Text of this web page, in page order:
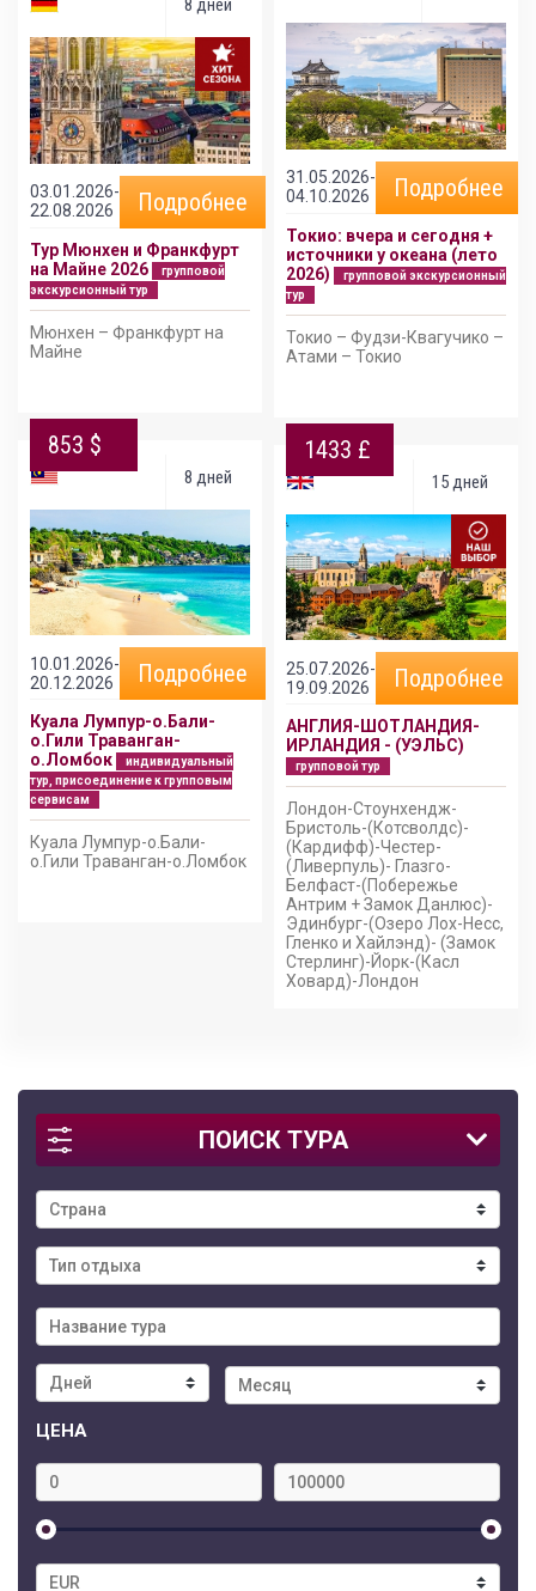
ПОИСК ТУРА
ЦЕНА
8 дней
03.01.2026-
22.08.2026
Подробнее
Тур Мюнхен и Франкфурт
на Майне 2026
групповой
экскурсионный тур
Мюнхен – Франкфурт на
Майне
8 дней
853 $
10.01.2026-
20.12.2026
Подробнее
Куала Лумпур-о.Бали-
о.Гили Траванган-
о.Ломбок
индивидуальный
тур, присоединение к групповым
сервисам
Куала Лумпур-о.Бали-
о.Гили Траванган-о.Ломбок
31.05.2026-
04.10.2026
Подробнее
Токио: вчера и сегодня +
источники у океана (лето
2026)
групповой экскурсионный
тур
Токио – Фудзи-Квагучико –
Атами – Токио
15 дней
1433 £
25.07.2026-
19.09.2026
Подробнее
АНГЛИЯ-ШОТЛАНДИЯ-
ИРЛАНДИЯ - (УЭЛЬС)
групповой тур
Лондон-Стоунхендж-
Бристоль-(Котсволдс)-
(Кардифф)-Честер-
(Ливерпуль)- Глазго-
Белфаст-(Побережье
Антрим + Замок Данлюс)-
Эдинбург-(Озеро Лох-Несс,
Гленко и Хайлэнд)- (Замок
Стерлинг)-Йорк-(Касл
Ховард)-Лондон